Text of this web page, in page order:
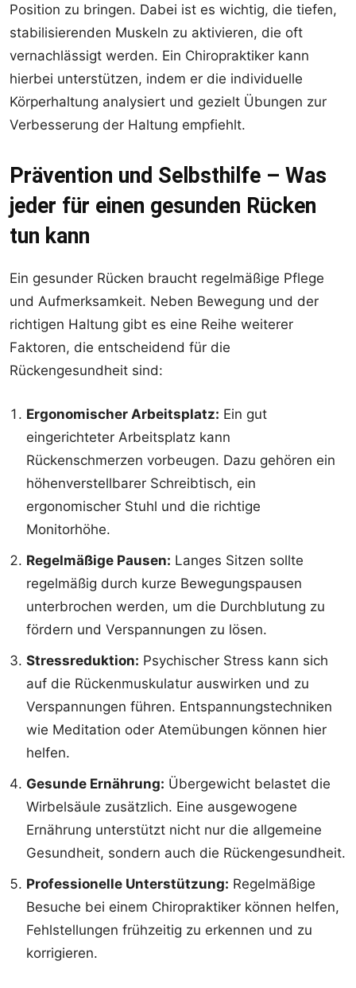
Position zu bringen. Dabei ist es wichtig, die tiefen,
stabilisierenden Muskeln zu aktivieren, die oft
vernachlässigt werden. Ein Chiropraktiker kann
hierbei unterstützen, indem er die individuelle
Körperhaltung analysiert und gezielt Übungen zur
Verbesserung der Haltung empfiehlt.
Prävention und Selbsthilfe – Was
jeder für einen gesunden Rücken
tun kann
Ein gesunder Rücken braucht regelmäßige Pflege
und Aufmerksamkeit. Neben Bewegung und der
richtigen Haltung gibt es eine Reihe weiterer
Faktoren, die entscheidend für die
Rückengesundheit sind:
Ergonomischer Arbeitsplatz: Ein gut
eingerichteter Arbeitsplatz kann
Rückenschmerzen vorbeugen. Dazu gehören ein
höhenverstellbarer Schreibtisch, ein
ergonomischer Stuhl und die richtige
Monitorhöhe.
Regelmäßige Pausen: Langes Sitzen sollte
regelmäßig durch kurze Bewegungspausen
unterbrochen werden, um die Durchblutung zu
fördern und Verspannungen zu lösen.
Stressreduktion: Psychischer Stress kann sich
auf die Rückenmuskulatur auswirken und zu
Verspannungen führen. Entspannungstechniken
wie Meditation oder Atemübungen können hier
helfen.
Gesunde Ernährung: Übergewicht belastet die
Wirbelsäule zusätzlich. Eine ausgewogene
Ernährung unterstützt nicht nur die allgemeine
Gesundheit, sondern auch die Rückengesundheit.
Professionelle Unterstützung: Regelmäßige
Besuche bei einem Chiropraktiker können helfen,
Fehlstellungen frühzeitig zu erkennen und zu
korrigieren.